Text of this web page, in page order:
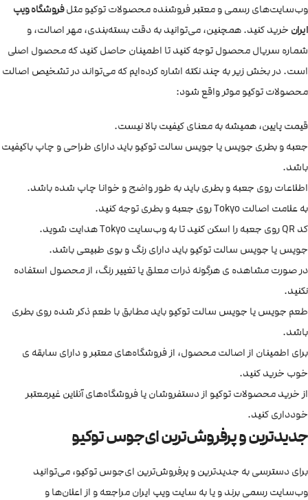
وب‌سایت‌های رسمی و معتبر فروشنده محصولات توکیو مثلفروشگاه ویپ
ایران خرید کنید. همچنین، می‌توانید به دقت بسته‌بندی، مهر اصالت، و
شماره سریال محصول توجه کنید تا اطمینان حاصل کنید که محصول اصلی
است. در بخش زیر به چند نکته اشاره کرده‌ایم که می‌تواند در تشخیص اصالت
محصولات توکیو موثر واقع شود:
قیمت پایین، همیشه به معنای کیفیت بالا نیست.
جعبه و بطری جویس یا جویس سالت توکیو باید دارای طراحی و چاپ باکیفیت
باشد.
اطلاعات روی جعبه و بطری باید به طور واضح و خوانا چاپ شده باشد.
به علامت اصالت Tokyo روی جعبه و بطری توجه کنید.
کد QR روی جعبه را اسکن کنید تا به وب‌سایت Tokyo هدایت شوید.
جویس یا جویس سالت توکیو باید دارای رنگ و بوی طبیعی باشد.
در صورت مشاهده ی هرگونه ذرات معلق یا تغییر رنگ، از محصول استفاده
نکنید.
طعم جویس یا جویس سالت توکیو باید مطابق با طعم ذکر شده روی بطری
باشد.
برای اطمینان از اصالت محصول، از فروشگاه‌های معتبر و دارای سابقه ی
خوب خرید کنید.
از خرید محصولات توکیو از دستفروشان یا فروشگاه‌های آنلاین غیرمعتبر
خودداری کنید.
جدیدترین و پرفروش‌ترین ای‌جوس توکیو
برای دسترسی به جدیدترین و پرفروش‌ترین ای‌جوس توکیو، می‌توانید
وب‌سایت رسمی برند و یا به سایت ویپ ایران مراجعه و از اعلان‌ها و